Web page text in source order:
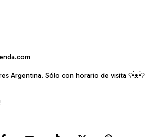
Argentina. Sólo con horario de visita ʕ•́ᴥ•̀ʔ